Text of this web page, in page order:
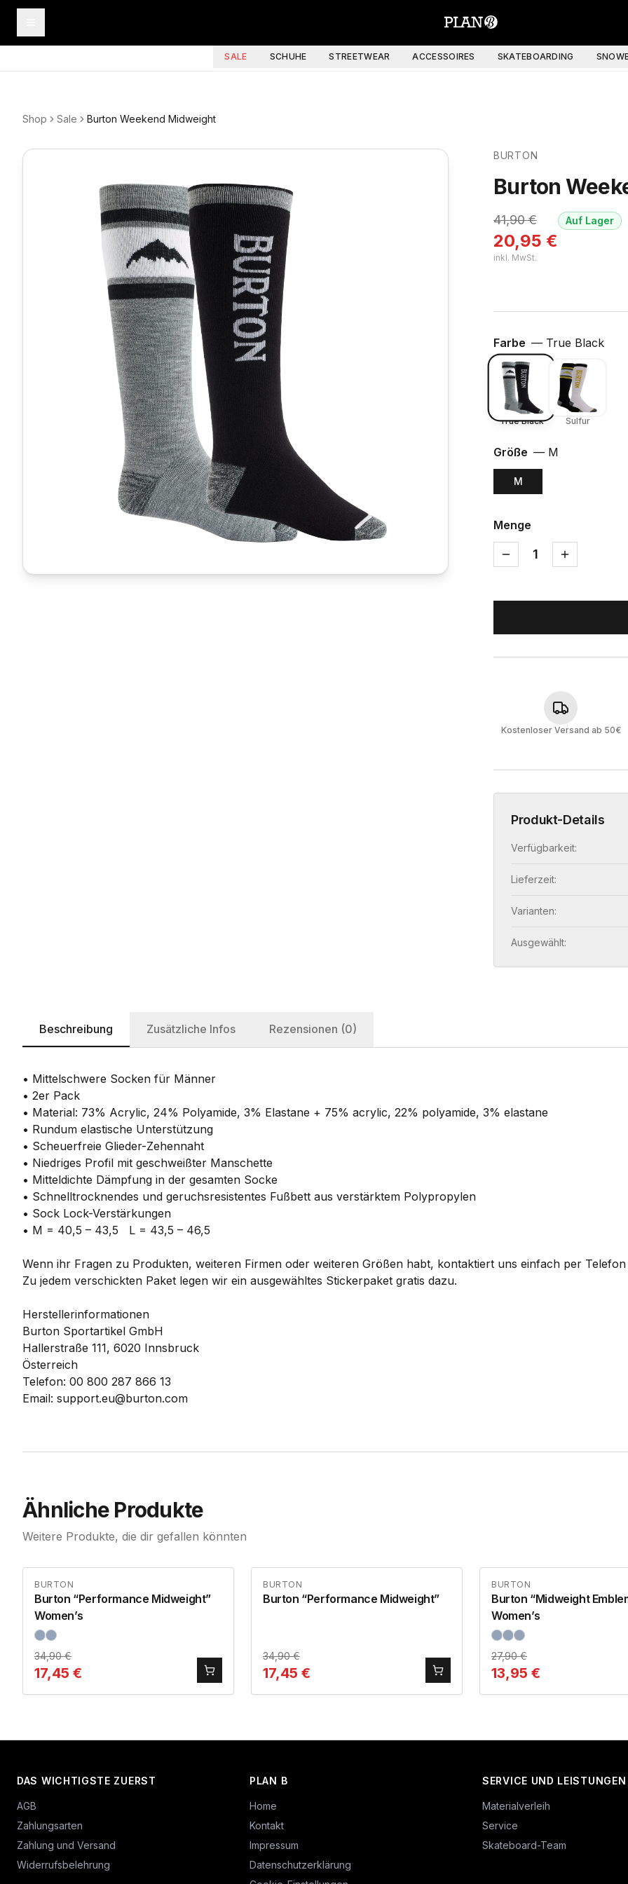
SALE SCHUHE STREETWEAR ACCESSOIRES SKATEBOARDING
Shop Sale Burton Weekend Midweight
BURTON
Burton
41,90€
20,95 €
inkl. MwSt.
Auf Lager
Farbe — True Black
True Black Sulfur
Größe — M
M
Menge
1
Kostenloser Versand ab 50€
Produkt-Details
Verfügbarkeit:
Lieferzeit:
Varianten:
Ausgewählt:
Beschreibung Zusätzliche Infos Rezensionen (0)
• Mittelschwere Socken für Männer
• 2er Pack
• Material: 73% Acrylic, 24% Polyamide, 3% Elastane + 75% acrylic, 22% polyamide, 3% elastane
• Rundum elastische Unterstützung
• Scheuerfreie Glieder-Zehennaht
• Niedriges Profil mit geschweißter Manschette
• Mitteldichte Dämpfung in der gesamten Socke
• Schnelltrocknendes und geruchsresistentes Fußbett aus verstärktem Polypropylen
• Sock Lock-Verstärkungen
• M = 40,5 – 43,5 L = 43,5 – 46,5
Wenn ihr Fragen zu Produkten, weiteren Firmen oder weiteren Größen habt, kontaktiert uns einfach per Telefon
Zu jedem verschickten Paket legen wir ein ausgewähltes Stickerpaket gratis dazu.
Herstellerinformationen
Burton Sportartikel GmbH
Hallerstraße 111, 6020 Innsbruck
Österreich
Telefon: 00 800 287 866 13
Email: support.eu@burton.com
Ähnliche Produkte
Weitere Produkte, die dir gefallen könnten
BURTON
Burton “Performance Midweight”
Women’s
34,90€
17,45 €
BURTON
Burton “Performance Midweight”
34,90€
17,45 €
BURTON
Burton “Midweight
Women’s
27,90€
13,95 €
DAS WICHTIGSTE ZUERST
AGB
Zahlungsarten
Zahlung und Versand
Widerrufsbelehrung
PLAN B
Home
Kontakt
Impressum
Datenschutzerklärung
SERVICE UND LEISTUNGEN
Materialverleih
Service
Skateboard-Team